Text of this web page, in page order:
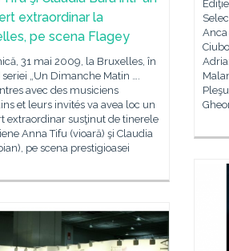
Anca
extraordinar la
pe scena Flagey
31 mai 2009, la Bruxelles, în
„Un Dimanche Matin ….
avec des musiciens
et leurs invités va avea loc un
extraordinar susţinut de tinerele
Anna Tifu (vioară) şi Claudia
pe scena prestigioasei